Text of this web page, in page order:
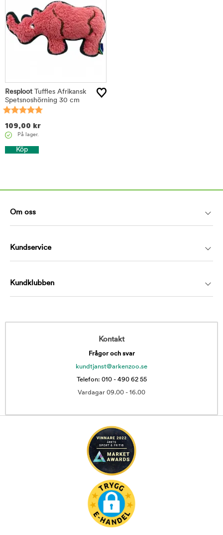
Resploot Tuffles Afrikansk
Spetsnoshörning 30 cm
109,00 kr
På lager.
Köp
Om oss
Kundservice
Kundklubben
Kontakt
Frågor och svar
kundtjanst@arkenzoo.se
Telefon: 010 - 490 62 55
Vardagar 09.00 - 16.00